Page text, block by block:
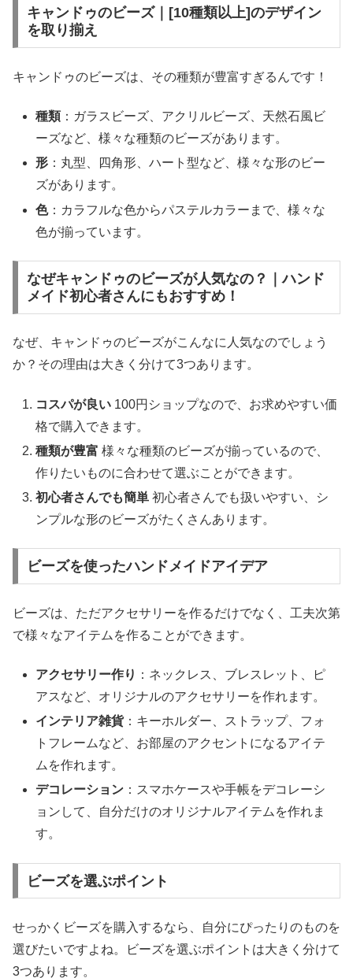
キャンドゥのビーズ｜[10種類以上]のデザイン
を取り揃え
キャンドゥのビーズは、その種類が豊富すぎるんです！
種類：ガラスビーズ、アクリルビーズ、天然石風ビ
ーズなど、様々な種類のビーズがあります。
形 ：丸型、四角形、ハート型など、様々な形のビー
ズがあります。
色：カラフルな色からパステルカラーまで、様々な
色が揃っています。
なぜキャンドゥのビーズが人気なの？｜ハンド
メイド初心者さんにもおすすめ！
なぜ、キャンドゥのビーズがこんなに人気なのでしょう
か？その理由は大きく分けて3つあります。
コスパが良い 100円ショップなので、お求めやすい価
格で購入できます。
種類が豊富 様々な種類のビーズが揃っているので、
作りたいものに合わせて選ぶことができます。
初心者さんでも簡単 初心者さんでも扱いやすい、シ
ンプルな形のビーズがたくさんあります。
ビーズを使ったハンドメイドアイデア
ビーズは、ただアクセサリーを作るだけでなく、工夫次第
で様々なアイテムを作ることができます。
アクセサリー作り ：ネックレス、ブレスレット、ピ
アスなど、オリジナルのアクセサリーを作れます。
インテリア雑貨：キーホルダー、ストラップ、フォ
トフレームなど、お部屋のアクセントになるアイテ
ムを作れます。
デコレーション ：スマホケースや手帳をデコレーシ
ョンして、自分だけのオリジナルアイテムを作れま
す。
ビーズを選ぶポイント
せっかくビーズを購入するなら、自分にぴったりのものを
選びたいですよね。ビーズを選ぶポイントは大きく分けて
3つあります。